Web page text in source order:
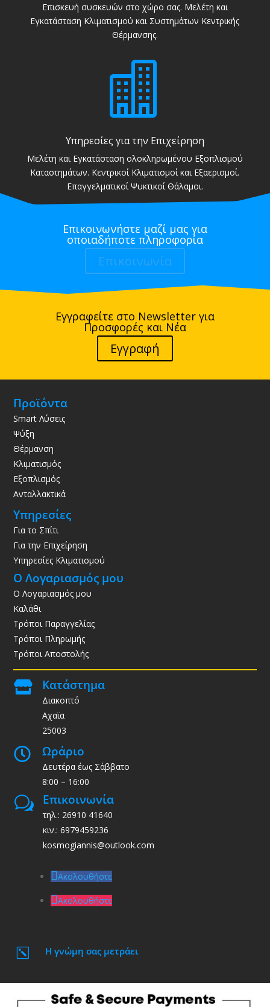
Επισκευή συσκευών στο χώρο σας. Μελέτη και
Εγκατάσταση Κλιματισμού και Συστημάτων Κεντρικής
Θέρμανσης.

Υπηρεσίες για την Επιχείρηση
Μελέτη και Εγκατάσταση ολοκληρωμένου Εξοπλισμού
Καταστημάτων. Κεντρικοί Κλιματισμοί και Εξαερισμοί.
Επαγγελματικοί Ψυκτικοί Θάλαμοι.
Επικοινωνήστε μαζί μας για
οποιαδήποτε πληροφορία
Επικοινωνία
Εγγραφείτε στο Newsletter για
Προσφορές και Νέα
Εγγραφή
Προϊόντα
Smart Λύσεις
Ψύξη
Θέρμανση
Κλιματισμός
Εξοπλισμός
Ανταλλακτικά
Υπηρεσίες
Για το Σπίτι
Για την Επιχείρηση
Υπηρεσίες Κλιματισμού
Ο Λογαριασμός μου
Ο Λογαριασμός μου
Καλάθι
Τρόποι Παραγγελίας
Τρόποι Πληρωμής
Τρόποι Αποστολής
 Κατάστημα
Διακοπτό
Αχαϊα
25003
 Ωράριο
Δευτέρα έως Σάββατο
8:00 – 16:00
w Επικοινωνία
τηλ.: 26910 41640
κιν.: 6979459236
kosmogiannis@outlook.com
Ακολουθήστε
Ακολουθήστε
k Η γνώμη σας μετράει